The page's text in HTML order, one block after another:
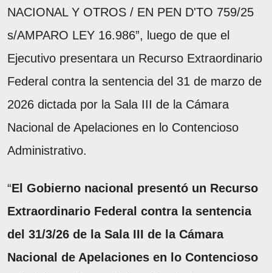
NACIONAL Y OTROS / EN PEN D'TO 759/25
s/AMPARO LEY 16.986”, luego de que el
Ejecutivo presentara un Recurso Extraordinario
Federal contra la sentencia del 31 de marzo de
2026 dictada por la Sala III de la Cámara
Nacional de Apelaciones en lo Contencioso
Administrativo.
“El Gobierno nacional presentó un Recurso
Extraordinario Federal contra la sentencia
del 31/3/26 de la Sala III de la Cámara
Nacional de Apelaciones en lo Contencioso